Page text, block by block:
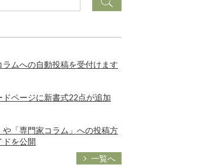
ムへの自動投稿を受付けます
ページに新書式22点が追加
や「専門家コラム」への投稿方
ドを公開
一覧へ